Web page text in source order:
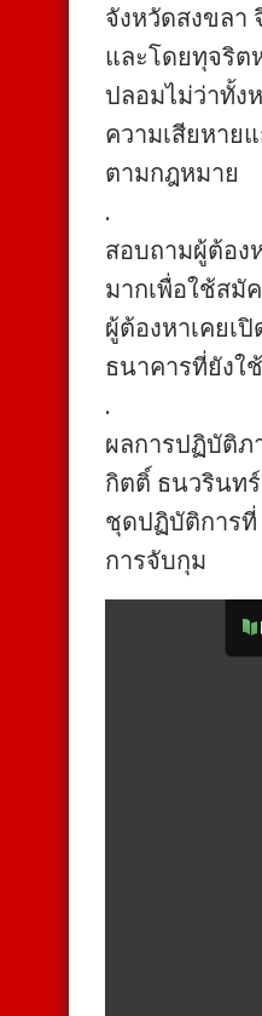
จังหวัดสงขลา
และโดยทุจริต
ปลอมไม่ว่าทั้ง
ความเสียหาย
ตามกฎหมาย
.
สอบถามผู้ต้อง
มากเพื่อใช้สมั
ผู้ต้องหาเคยเ
ธนาคารที่ยังใ
.
ผลการปฏิบัติภ
กิตติ์ ธนวรินท
ชุดปฏิบัติการที่
การจับกุม